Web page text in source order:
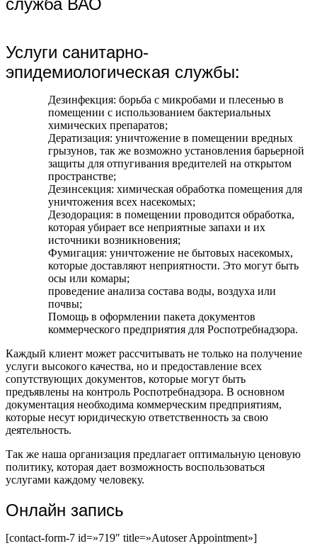
Услуги санитарно-
эпидемиологическая службы:
Дезинфекция: борьба с микробами и плесенью в
помещении с использованием бактериальных
химических препаратов;
Дератизация: уничтожение в помещении вредных
грызунов, так же возможно установления барьерной
защиты для отпугивания вредителей на открытом
пространстве;
Дезинсекция: химическая обработка помещения для
уничтожения всех насекомых;
Дезодорация: в помещении проводится обработка,
которая убирает все неприятные запахи и их
источники возникновения;
Фумигация: уничтожение не бытовых насекомых,
которые доставляют неприятности. Это могут быть
осы или комары;
проведение анализа состава воды, воздуха или
почвы;
Помощь в оформлении пакета документов
коммерческого предприятия для Роспотребнадзора.
Каждый клиент может рассчитывать не только на получение
услуги высокого качества, но и предоставление всех
сопутствующих документов, которые могут быть
предъявлены на контроль Роспотребнадзора. В основном
документация необходима коммерческим предприятиям,
которые несут юридическую ответственность за свою
деятельность.
Так же наша организация предлагает оптимальную ценовую
политику, которая дает возможность воспользоваться
услугами каждому человеку.
Онлайн запись
[contact-form-7 id=»719″ title=»Autoser Appointment»]